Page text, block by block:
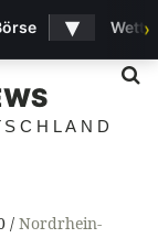
Nordrhein-
▾ ›